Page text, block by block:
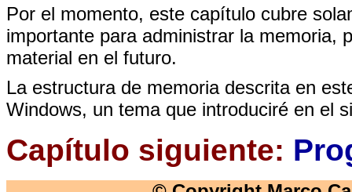
Por el momento, este capítulo cubre
importante para administrar la memoria,
material en el futuro.
La estructura de memoria descrita en
Windows, un tema que introduciré en el
Capítulo siguiente: